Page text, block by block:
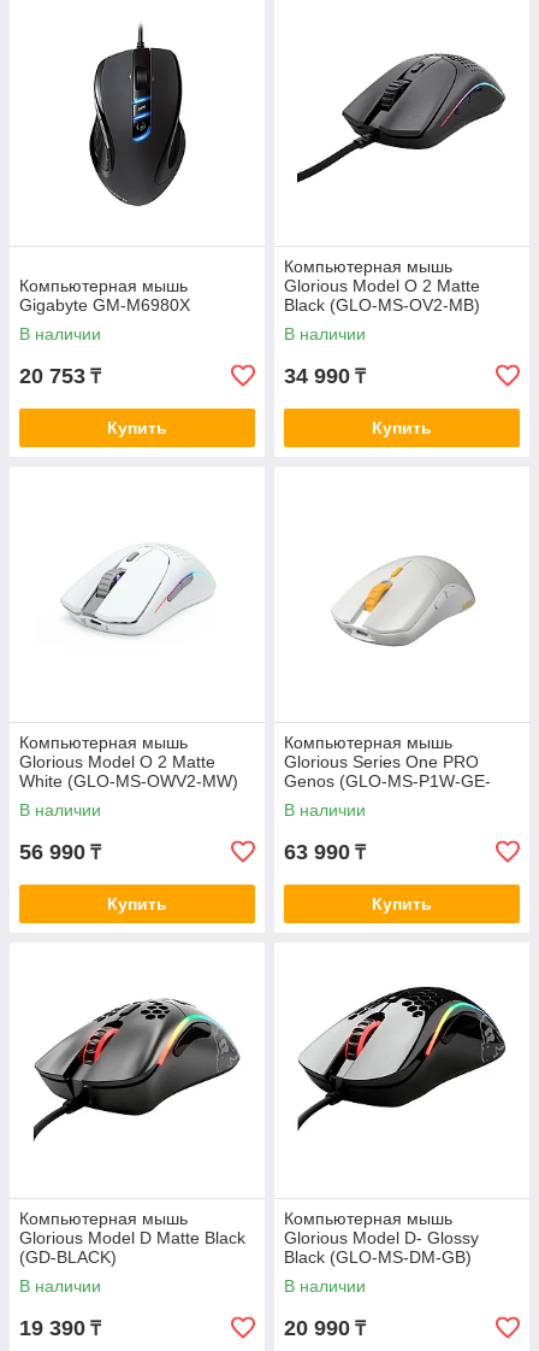
Компьютерная мышь
Gigabyte GM-M6980X
В наличии
20 753 ₸
Купить
Компьютерная мышь
Glorious Model O 2 Matte
Black (GLO-MS-OV2-MB)
В наличии
34 990 ₸
Купить
Компьютерная мышь
Glorious Model O 2 Matte
White (GLO-MS-OWV2-MW)
В наличии
56 990 ₸
Купить
Компьютерная мышь
Glorious Series One PRO
Genos (GLO-MS-P1W-GE-
FORGE)
В наличии
63 990 ₸
Купить
Компьютерная мышь
Glorious Model D Matte Black
(GD-BLACK)
В наличии
19 390 ₸
Компьютерная мышь
Glorious Model D- Glossy
Black (GLO-MS-DM-GB)
В наличии
20 990 ₸